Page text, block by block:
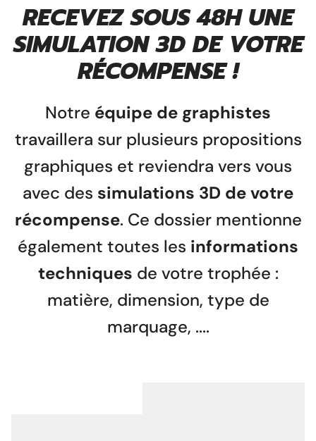
RECEVEZ SOUS 48H UNE
SIMULATION 3D DE VOTRE
RÉCOMPENSE !
Notre équipe de graphistes
travaillera sur plusieurs propositions
graphiques et reviendra vers vous
avec des simulations 3D de votre
récompense. Ce dossier mentionne
également toutes les informations
techniques de votre trophée :
matière, dimension, type de
marquage, ....